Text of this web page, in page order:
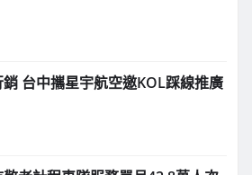
台中攜星宇航空邀KOL踩線推廣